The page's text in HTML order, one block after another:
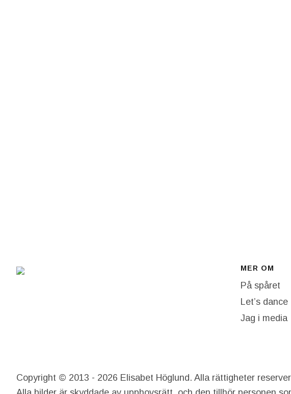
MER OM
På spåret
Let’s dance
Jag i media
Copyright © 2013 - 2026 Elisabet Höglund. Alla rättigheter